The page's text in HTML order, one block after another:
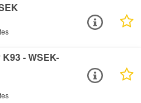
- WSEK-